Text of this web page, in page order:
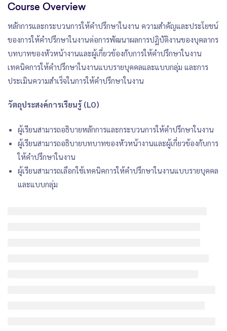
Course Overview
หลักการและกระบวนการให้คำปรึกษาในงาน ความสำคัญและประโยชน์
ของการให้คำปรึกษาในงานต่อการพัฒนาผลการปฏิบัติงานของบุคลากร
บทบาทของหัวหน้างานและผู้เกี่ยวข้องกับการให้คำปรึกษาในงาน
เทคนิคการให้คำปรึกษาในงานแบบรายบุคคลและแบบกลุ่ม และการ
ประเมินความสำเร็จในการให้คำปรึกษาในงาน
วัตถุประสงค์การเรียนรู้ (LO)
ผู้เรียนสามารถอธิบายหลักการและกระบวนการให้คำปรึกษาในงาน
ผู้เรียนสามารถอธิบายบทบาทของหัวหน้างานและผู้เกี่ยวข้องกับการ
ให้คำปรึกษาในงาน
ผู้เรียนสามารถเลือกใช้เทคนิคการให้คำปรึกษาในงานแบบรายบุคคล
และแบบกลุ่ม